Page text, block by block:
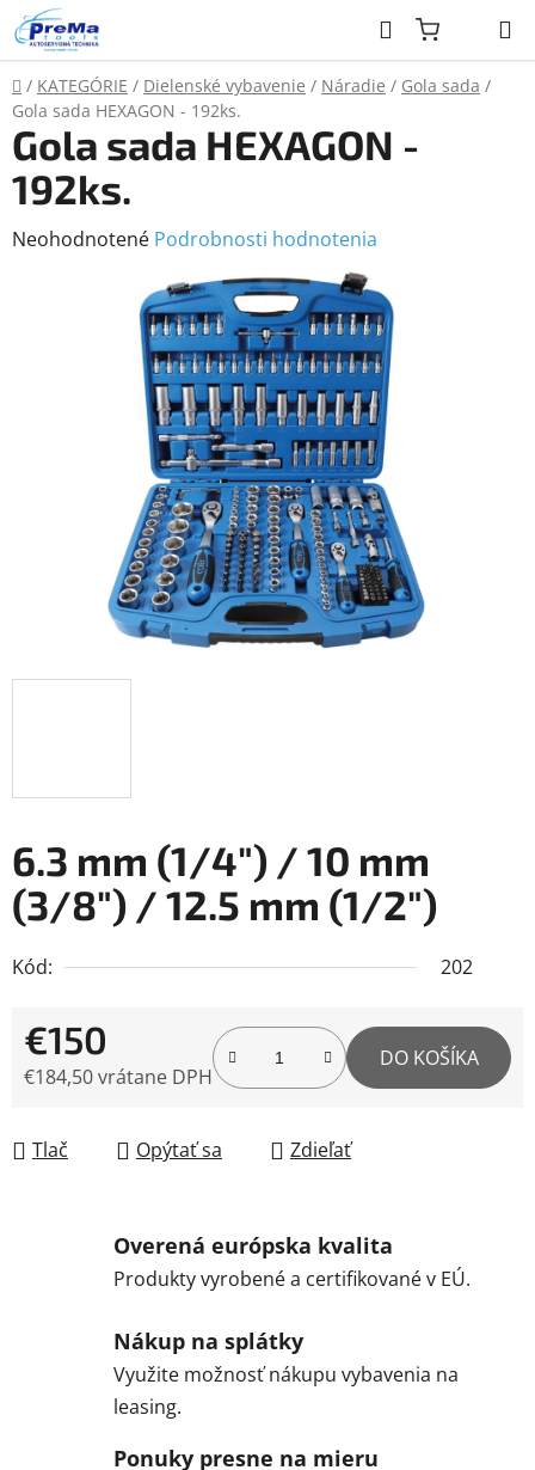
Prejsť
na
obsah
Hľadať
Domov
/ KATEGÓRIE / Dielenské vybavenie / Náradie / Gola sada /
Gola sada HEXAGON - 192ks.
6.3 mm (1/4") / 10 mm
(3/8") / 12.5 mm (1/2")
Kód: 202
€150
€184,50 vrátane DPH
DO KOŠÍKA
Tlač Opýtať sa Zdieľať
Gola sada HEXAGON -
192ks.
Priemerné
Neohodnotené Podrobnosti hodnotenia
Overená európska kvalita
Produkty vyrobené a certifikované v EÚ.
Nákup na splátky
Využite možnosť nákupu vybavenia na
leasing.
Ponuky presne na mieru